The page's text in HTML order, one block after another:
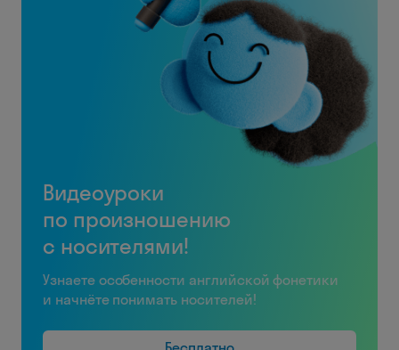
Видеоуроки
по произношению
с носителями!
Узнаете особенности английской фонетики
и начнёте понимать носителей!